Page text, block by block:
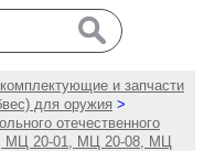
и запчасти
для оружия >
отечественного
МЦ 20-01, МЦ 20-08, МЦ